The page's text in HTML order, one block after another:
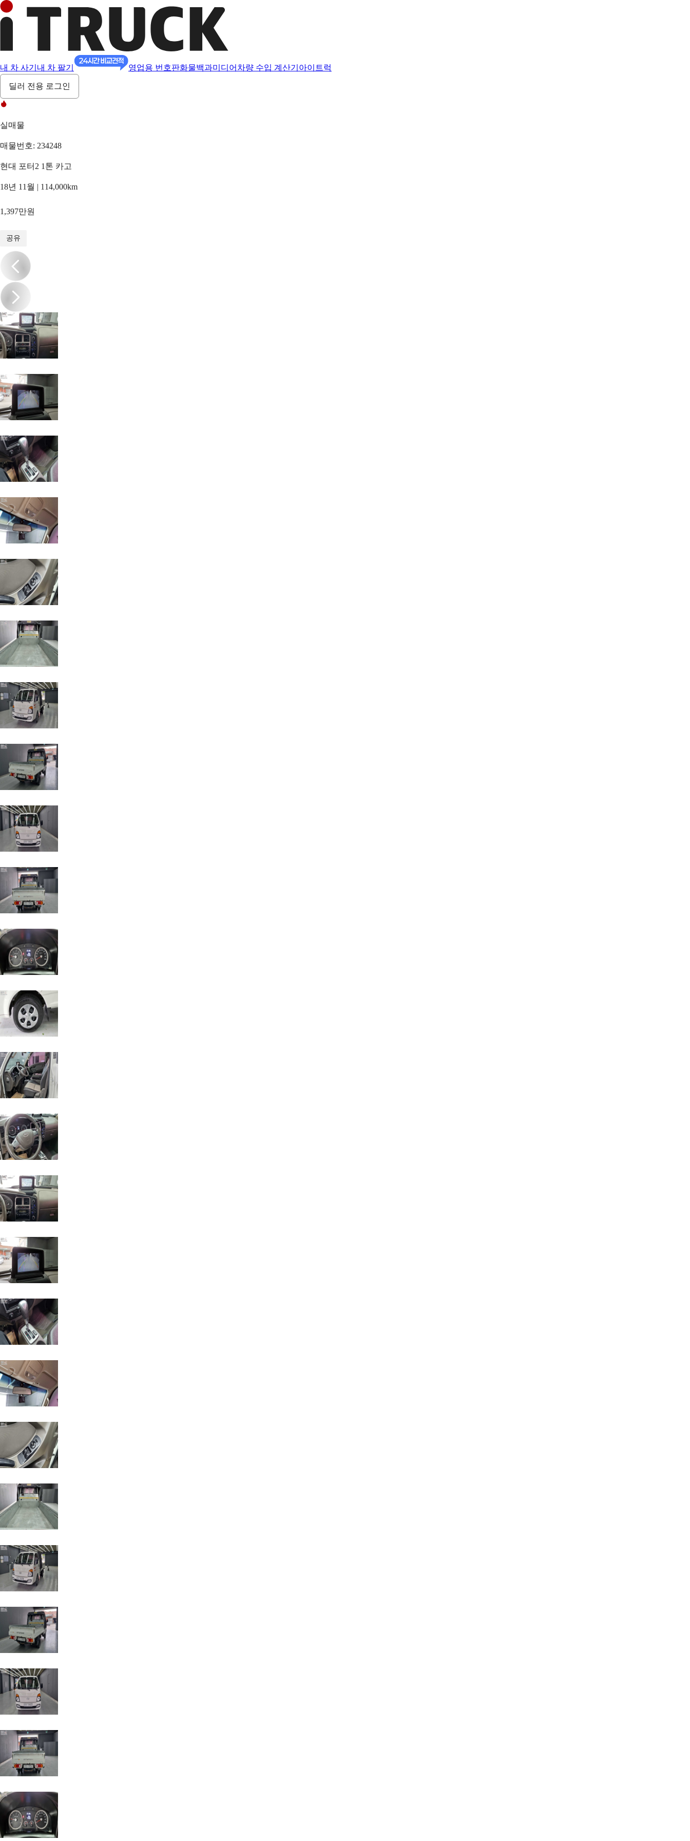
내 차 사기 내 차 팔기 영업용 번호판화물백과미디어 차량 수입 계산기 아이트럭
딜러 전용 로그인
실매물
매물번호: 234248
현대 포터2 1톤 카고
18년 11월 | 114,000km
1,397만원
공유
/14